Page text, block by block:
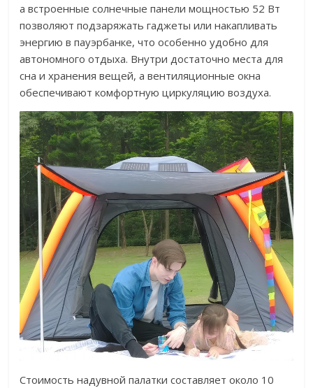
а встроенные солнечные панели мощностью 52 Вт
позволяют подзаряжать гаджеты или накапливать
энергию в пауэрбанке, что особенно удобно для
автономного отдыха. Внутри достаточно места для
сна и хранения вещей, а вентиляционные окна
обеспечивают комфортную циркуляцию воздуха.
Стоимость надувной палатки составляет около 10